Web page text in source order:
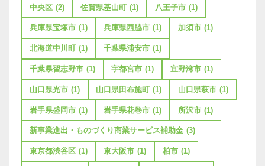
中央区 (2) 佐賀県基山町 (1) 八王子市 (1)
兵庫県宝塚市 (1) 兵庫県西脇市 (1) 加須市 (1)
北海道中川町 (1) 千葉県浦安市 (1)
千葉県習志野市 (1) 宇都宮市 (1) 宜野湾市 (1)
山口県光市 (1) 山口県田布施町 (1) 山口県萩市 (1)
岩手県盛岡市 (1) 岩手県花巻市 (1) 所沢市 (1)
新事業進出・ものづくり商業サービス補助金 (3)
東京都渋谷区 (1) 東大阪市 (1) 柏市 (1)